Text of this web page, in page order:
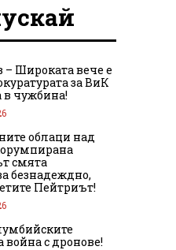
Широката вече е
за ВиК
в чужбина!
облаци над
смята
безнадеждно,
Пейтриът!
война с дронове!